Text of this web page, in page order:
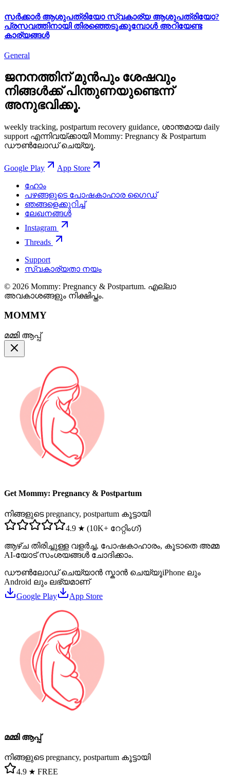
സർക്കാർ ആശുപത്രിയോ സ്വകാര്യ ആശുപത്രിയോ?
പ്രസവത്തിനായി തിരഞ്ഞെടുക്കുമ്പോൾ അറിയേണ്ട
കാര്യങ്ങൾ
General
ജനനത്തിന് മുൻപും ശേഷവും
നിങ്ങള്‍ക്ക് പിന്തുണയുണ്ടെന്ന്
അനുഭവിക്കൂ.
weekly tracking, postpartum recovery guidance, ശാന്തമായ daily
support എന്നിവയ്ക്കായി Mommy: Pregnancy & Postpartum
ഡൗൺലോഡ് ചെയ്യൂ.
Google Play
App Store
ഹോം
പഴങ്ങളുടെ പോഷകാഹാര ഗൈഡ്
ഞങ്ങളെക്കുറിച്ച്
ലേഖനങ്ങൾ
Instagram
Threads
Support
സ്വകാര്യതാ നയം
© 2026 Mommy: Pregnancy & Postpartum. എല്ലാ
അവകാശങ്ങളും നിക്ഷിപ്തം.
MOMMY
മമ്മി ആപ്പ്
Get Mommy: Pregnancy & Postpartum
നിങ്ങളുടെ pregnancy, postpartum കൂട്ടായി
4.9 ★ (10K+ റേറ്റിംഗ്)
ആഴ്ച തിരിച്ചുള്ള വളർച്ച, പോഷകാഹാരം, കൂടാതെ അമ്മ
AI-യോട് സംശയങ്ങൾ ചോദിക്കാം.
ഡൗൺലോഡ് ചെയ്യാൻ സ്കാൻ ചെയ്യൂiPhone ലും
Android ലും ലഭ്യമാണ്
Google Play
App Store
മമ്മി ആപ്പ്
നിങ്ങളുടെ pregnancy, postpartum കൂട്ടായി
4.9 ★ FREE